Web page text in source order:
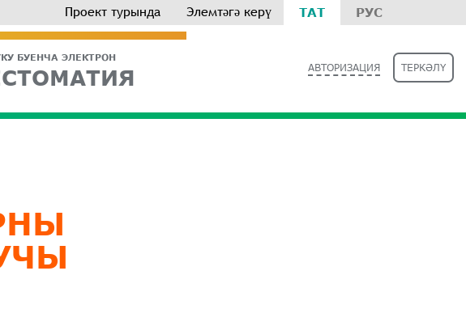
ТАТ РУС
Проект турында Элемтәгә керү
БУЕНЧА ЭЛЕКТРОН
АВТОРИЗАЦИЯ ТЕРКӘЛҮ